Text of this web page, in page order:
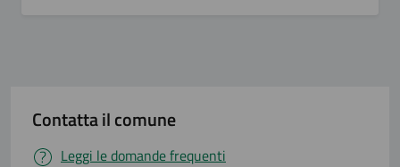
Contatta il comune
Leggi le domande frequenti